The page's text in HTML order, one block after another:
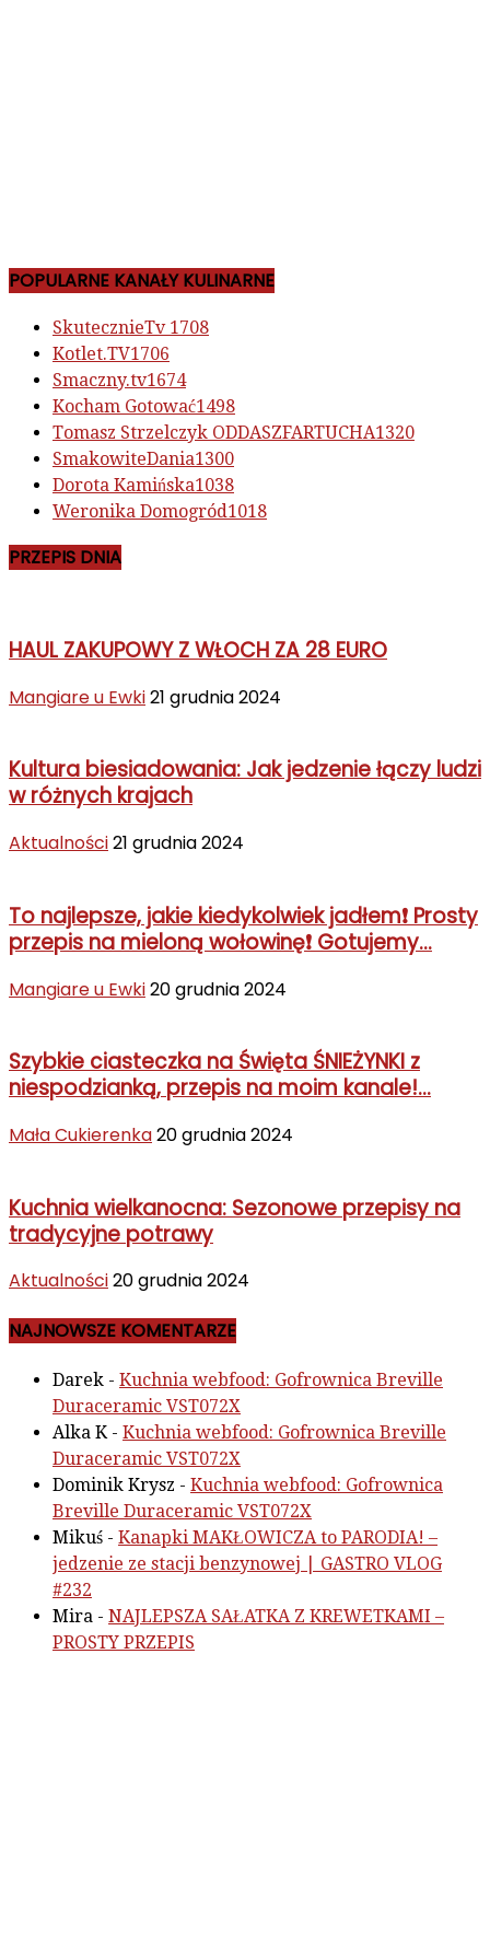
POPULARNE KANAŁY KULINARNE
SkutecznieTv 1708
Kotlet.TV1706
Smaczny.tv1674
Kocham Gotować1498
Tomasz Strzelczyk ODDASZFARTUCHA1320
SmakowiteDania1300
Dorota Kamińska1038
Weronika Domogród1018
PRZEPIS DNIA
HAUL ZAKUPOWY Z WŁOCH ZA 28 EURO
Mangiare u Ewki21 grudnia 2024
Kultura biesiadowania: Jak jedzenie łączy ludzi
w różnych krajach
Aktualności21 grudnia 2024
To najlepsze, jakie kiedykolwiek jadłem❗ Prosty
przepis na mieloną wołowinę❗ Gotujemy...
Mangiare u Ewki20 grudnia 2024
Szybkie ciasteczka na Święta ŚNIEŻYNKI z
niespodzianką, przepis na moim kanale!...
Mała Cukierenka20 grudnia 2024
Kuchnia wielkanocna: Sezonowe przepisy na
tradycyjne potrawy
Aktualności20 grudnia 2024
NAJNOWSZE KOMENTARZE
Darek - Kuchnia webfood: Gofrownica Breville
Duraceramic VST072X
Alka K- Kuchnia webfood: Gofrownica Breville
Duraceramic VST072X
Dominik Krysz - Kuchnia webfood: Gofrownica
Breville Duraceramic VST072X
Mikuś - Kanapki MAKŁOWICZA to PARODIA! –
jedzenie ze stacji benzynowej | GASTRO VLOG
#232
Mira - NAJLEPSZA SAŁATKA Z KREWETKAMI –
PROSTY PRZEPIS